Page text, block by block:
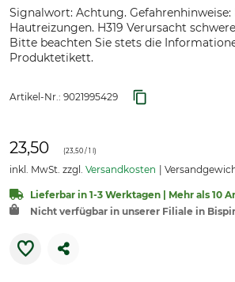
Signalwort: Achtung. Gefahrenhinweise:
Hautreizungen. H319 Verursacht
Bitte beachten Sie stets die
Produktetikett.
Artikel-Nr.: 9021995429
23,50 (23,50 / 1 l)
inkl. MwSt. zzgl. Versandkosten
Lieferbar in 1-3 Werktagen | Mehr als 10
Nicht verfügbar in unserer Filiale in